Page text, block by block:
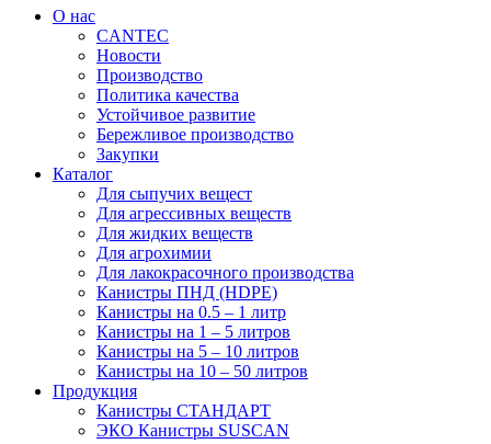
О нас
CANTEC
Новости
Производство
Политика качества
Устойчивое развитие
Бережливое производство
Закупки
Каталог
Для сыпучих вещест
Для агрессивных веществ
Для жидких веществ
Для агрохимии
Для лакокрасочного производства
Канистры ПНД (HDPE)
Канистры на 0.5 – 1 литр
Канистры на 1 – 5 литров
Канистры на 5 – 10 литров
Канистры на 10 – 50 литров
Продукция
Канистры СТАНДАРТ
ЭКО Канистры SUSCAN